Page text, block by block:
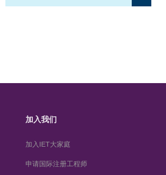
加入我们
加入IET大家庭
申请国际注册工程师